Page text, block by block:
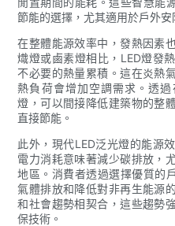
節能的選擇，尤其適用於戶外安
在整體能源效率中，發熱因素
熾燈或鹵素燈相比，LED燈發
不必要的熱量累積。這在炎熱
熱負荷會增加空調需求。透
燈，可以間接降低建築物的整
直接節能。
此外，現代LED泛光燈的能源
電力消耗意味著減少碳排放，
地區。消費者透過選擇優質的
氣體排放和降低對非再生能源
和社會趨勢相契合，這些趨勢
保技術。